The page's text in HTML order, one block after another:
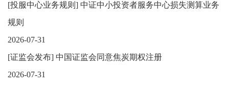
[投服中心业务规则 ] 中证中小投资者服务中心损失测算业务
规则
2026-07-31
[证监会发布] 中国证监会同意焦炭期权注册
2026-07-31